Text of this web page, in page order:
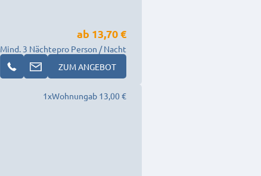
Mind. 3 Nächte
ab 13,70 €
pro Person / Nacht
ZUM ANGEBOT
1xWohnungab 13,00 €